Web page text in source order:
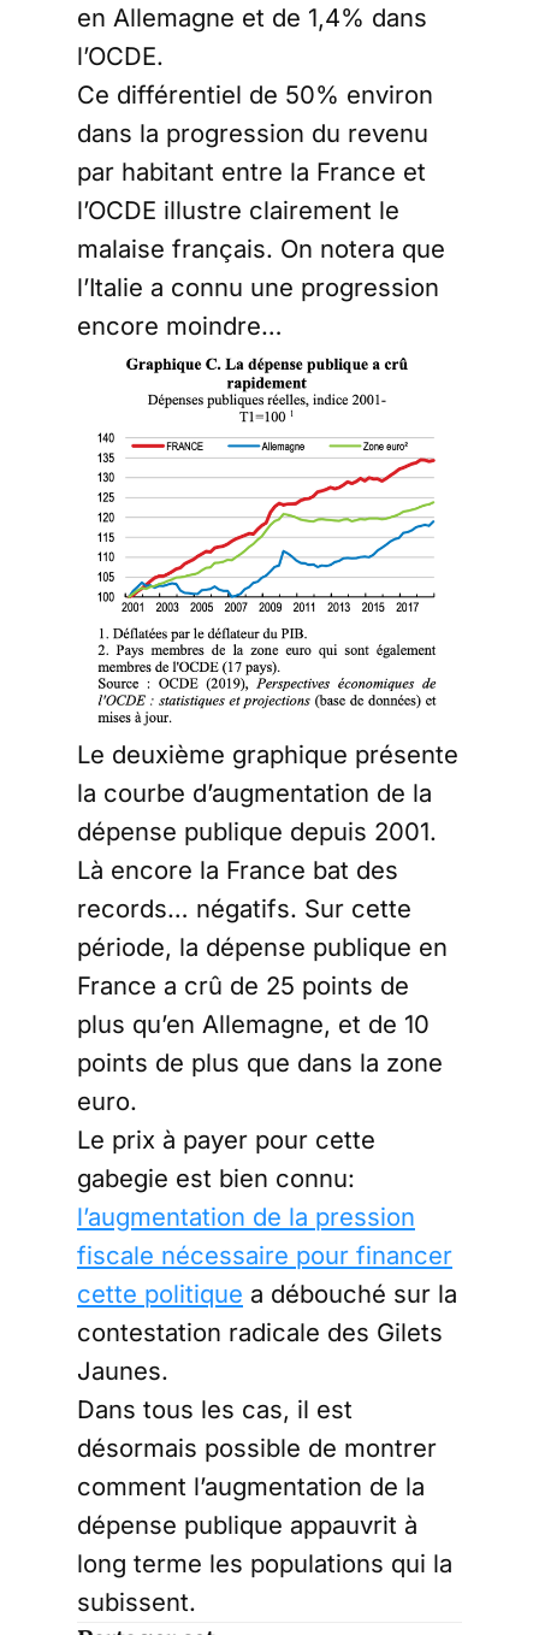
en Allemagne et de 1,4% dans
l’OCDE.
Ce différentiel de 50% environ
dans la progression du revenu
par habitant entre la France et
l’OCDE illustre clairement le
malaise français. On notera que
l’Italie a connu une progression
encore moindre…
Le deuxième graphique présente
la courbe d’augmentation de la
dépense publique depuis 2001.
Là encore la France bat des
records… négatifs. Sur cette
période, la dépense publique en
France a crû de 25 points de
plus qu’en Allemagne, et de 10
points de plus que dans la zone
euro.
Le prix à payer pour cette
gabegie est bien connu:
l’augmentation de la pression
fiscale nécessaire pour financer
cette politique a débouché sur la
contestation radicale des Gilets
Jaunes.
Dans tous les cas, il est
désormais possible de montrer
comment l’augmentation de la
dépense publique appauvrit à
long terme les populations qui la
subissent.